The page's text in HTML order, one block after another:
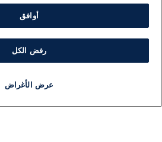
أوافق
رفض الكل
عرض الأغراض